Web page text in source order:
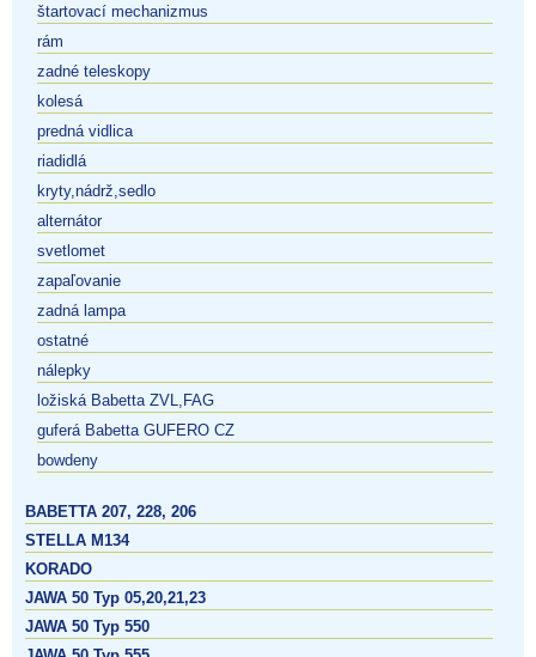
štartovací mechanizmus
rám
zadné teleskopy
kolesá
predná vidlica
riadidlá
kryty,nádrž,sedlo
alternátor
svetlomet
zapaľovanie
zadná lampa
ostatné
nálepky
ložiská Babetta ZVL,FAG
guferá Babetta GUFERO CZ
bowdeny
BABETTA 207, 228, 206
STELLA M134
KORADO
JAWA 50 Typ 05,20,21,23
JAWA 50 Typ 550